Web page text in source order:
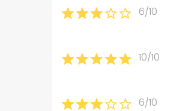
6/10
10/10
6/10